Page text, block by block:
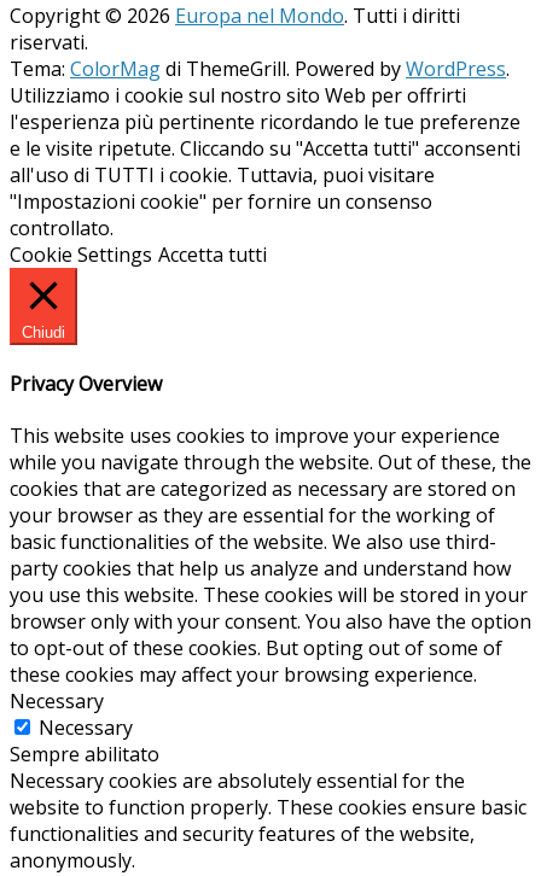
Copyright © 2026 Europa nel Mondo. Tutti i diritti
riservati.
Tema: ColorMagdi ThemeGrill. Powered byWordPress.
Utilizziamo i cookie sul nostro sito Web per offrirti
l'esperienza più pertinente ricordando le tue preferenze
e le visite ripetute. Cliccando su "Accetta tutti" acconsenti
all'uso di TUTTI i cookie. Tuttavia, puoi visitare
"Impostazioni cookie" per fornire un consenso
controllato.
Cookie Settings Accetta tutti
Chiudi
Privacy Overview
This website uses cookies to improve your experience
while you navigate through the website. Out of these, the
cookies that are categorized as necessary are stored on
your browser as they are essential for the working of
basic functionalities of the website. We also use third-
party cookies that help us analyze and understand how
you use this website. These cookies will be stored in your
browser only with your consent. You also have the option
to opt-out of these cookies. But opting out of some of
these cookies may affect your browsing experience.
Necessary
Necessary
Sempre abilitato
Necessary cookies are absolutely essential for the
website to function properly. These cookies ensure basic
functionalities and security features of the website,
anonymously.